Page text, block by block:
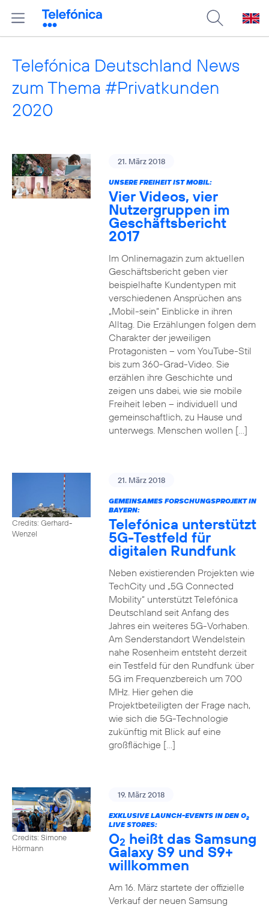
Telefónica Deutschland News
zum Thema #Privatkunden
2020
21. März 2018
UNSERE FREIHEIT IST MOBIL:
Vier Videos, vier
Nutzergruppen im
Geschäftsbericht
2017
Im Onlinemagazin zum aktuellen
Geschäftsbericht geben vier
beispielhafte Kundentypen mit
verschiedenen Ansprüchen ans
„Mobil-sein“ Einblicke in ihren
Alltag. Die Erzählungen folgen dem
Charakter der jeweiligen
Protagonisten – vom YouTube-Stil
bis zum 360-Grad-Video. Sie
erzählen ihre Geschichte und
zeigen uns dabei, wie sie mobile
Freiheit leben – individuell und
gemeinschaftlich, zu Hause und
unterwegs. Menschen wollen […]
Credits: Gerhard-
Wenzel
21. März 2018
GEMEINSAMES FORSCHUNGSPROJEKT IN
BAYERN:
Telefónica unterstützt
5G-Testfeld für
digitalen Rundfunk
Neben existierenden Projekten wie
TechCity und „5G Connected
Mobility“ unterstützt Telefónica
Deutschland seit Anfang des
Jahres ein weiteres 5G-Vorhaben.
Am Senderstandort Wendelstein
nahe Rosenheim entsteht derzeit
ein Testfeld für den Rundfunk über
5G im Frequenzbereich um 700
MHz. Hier gehen die
Projektbeteiligten der Frage nach,
wie sich die 5G-Technologie
zukünftig mit Blick auf eine
großflächige […]
Credits: Simone
Hörmann
19. März 2018
EXKLUSIVE LAUNCH-EVENTS IN DEN O2
LIVE STORES:
O2 heißt das Samsung
Galaxy S9 und S9+
willkommen
Am 16. März startete der offizielle
Verkauf der neuen Samsung